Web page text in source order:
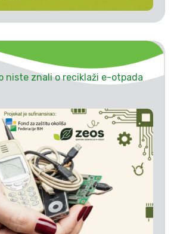
niste znali o reciklaži e-otpada